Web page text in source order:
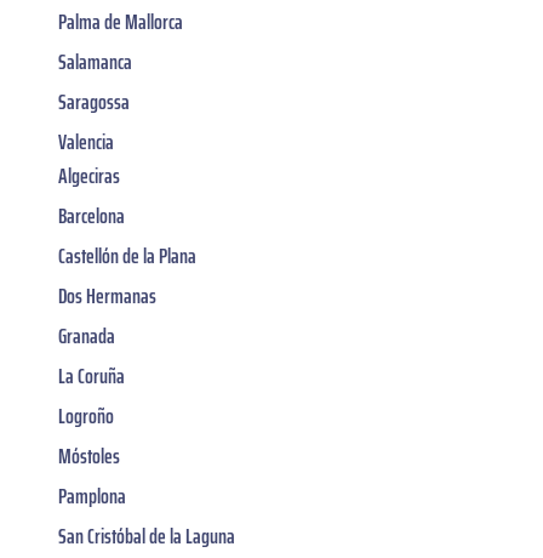
Palma de Mallorca
Salamanca
Saragossa
Valencia
Algeciras
Barcelona
Castellón de la Plana
Dos Hermanas
Granada
La Coruña
Logroño
Móstoles
Pamplona
San Cristóbal de la Laguna